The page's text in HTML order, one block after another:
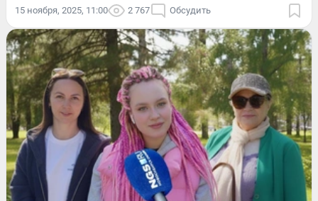
15 ноября, 2025, 11:00 2 767 Обсудить